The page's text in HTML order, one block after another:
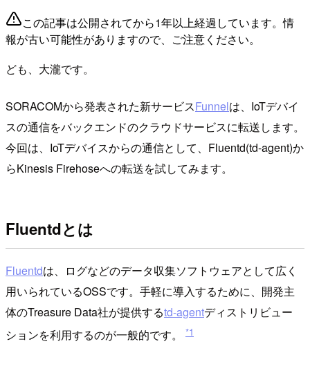
この記事は公開されてから1年以上経過しています。情
報が古い可能性がありますので、ご注意ください。
ども、大瀧です。
SORACOMから発表された新サービスFunnelは、IoTデバイ
スの通信をバックエンドのクラウドサービスに転送します。
今回は、IoTデバイスからの通信として、Fluentd(td-agent)か
らKinesis Firehoseへの転送を試してみます。
Fluentdとは
Fluentdは、ログなどのデータ収集ソフトウェアとして広く
用いられているOSSです。手軽に導入するために、開発主
体のTreasure Data社が提供するtd-agentディストリビュー
ションを利用するのが一般的です。
*1